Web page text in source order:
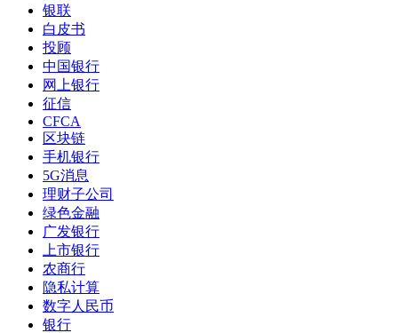
银联
白皮书
投顾
中国银行
网上银行
征信
CFCA
区块链
手机银行
5G消息
理财子公司
绿色金融
广发银行
上市银行
农商行
隐私计算
数字人民币
银行